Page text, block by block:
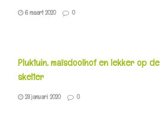
6 maart 2020 0
Pluktuin, maïsdoolhof en lekker op de
skelter
23 januari 2020 0